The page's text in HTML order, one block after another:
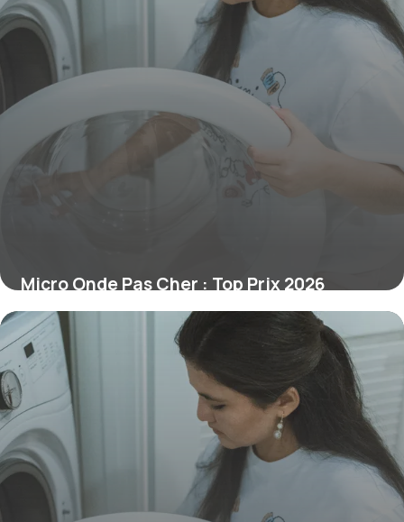
Micro Onde Pas Cher : Top Prix 2026
4 juillet 2026